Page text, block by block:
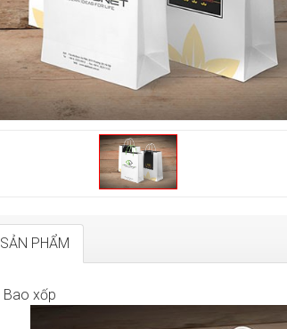
PHẨM
Bao xốp